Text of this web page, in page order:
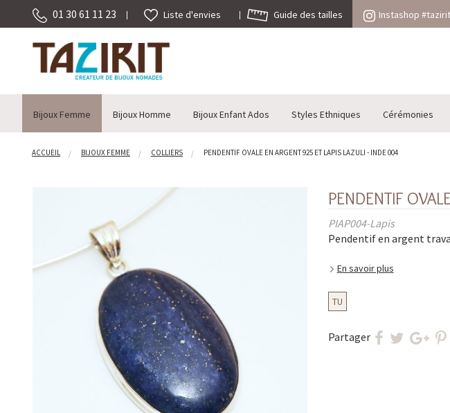
01 30 61 11 23 Liste d'envies Guide des tailles Instashop #tazirit
Bijoux Femme Bijoux Homme Bijoux Enfant Ados Styles Ethniques Cérémonies
ACCUEIL BIJOUX FEMME COLLIERS PENDENTIF OVALE EN ARGENT 925 ET LAPIS LAZULI - INDE 004
PENDENTIF
PIAP004-Lapis
Pendentif en argent
En savoir plus
TU
Partager